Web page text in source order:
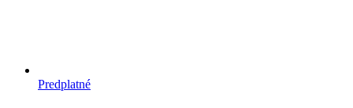
Predplatné